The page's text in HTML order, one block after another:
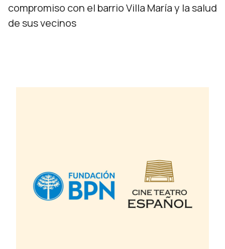
compromiso con el barrio Villa María y la salud
de sus vecinos